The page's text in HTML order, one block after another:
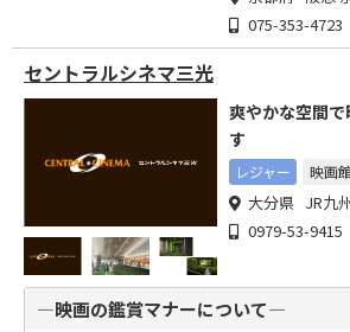
075-353-4723
セントラルシネマ三光
爽やかな空間
す
レジャー 映画
大分県 JR九
0979-53-9415
―映画の鑑賞マナーについて―